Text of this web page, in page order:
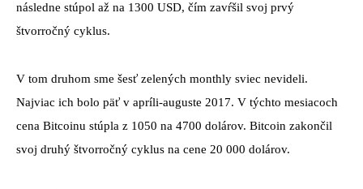
následne stúpol až na 1300 USD, čím zavŕšil svoj prvý
štvorročný cyklus.
V tom druhom sme šesť zelených monthly sviec nevideli.
Najviac ich bolo päť v apríli-auguste 2017. V týchto mesiacoch
cena Bitcoinu stúpla z 1050 na 4700 dolárov. Bitcoin zakončil
svoj druhý štvorročný cyklus na cene 20 000 dolárov.